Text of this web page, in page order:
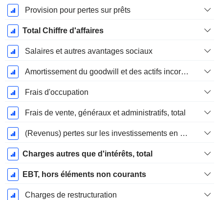
Provision pour pertes sur prêts
Total Chiffre d'affaires
Salaires et autres avantages sociaux
Amortissement du goodwill et des actifs incorporels incorporels
Frais d'occupation
Frais de vente, généraux et administratifs, total
(Revenus) pertes sur les investissements en actions
Charges autres que d'intérêts, total
EBT, hors éléments non courants
Charges de restructuration